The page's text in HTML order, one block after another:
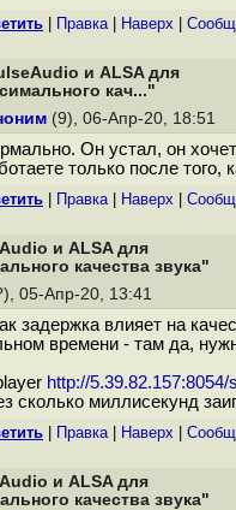
Правка| Наверх
и ALSA для
кач..."
(9), 06-Апр-20, 18:51
Он устал, он
только после того,
Правка| Наверх
и ALSA для
качества звука"
05-Апр-20, 13:41
задержка влияет на
времени - там да,
http://5.39.82.157:8054/
сколько миллисекунд
Правка| Наверх
и ALSA для
качества звука"